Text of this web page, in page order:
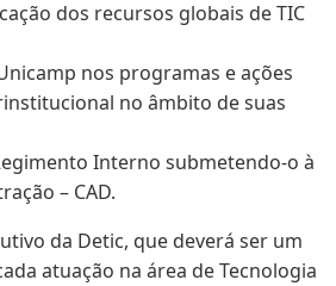
dos recursos globais de TIC
nos programas e ações
no âmbito de suas
Interno submetendo-o à
– CAD.
da Detic, que deverá ser um
atuação na área de Tecnologia